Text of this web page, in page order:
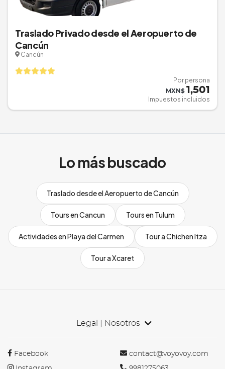
Traslado Privado desde el Aeropuerto de
Cancún
Cancún
Por persona
MXN$ 1,501
Impuestos incluidos
Lo más buscado
Traslado desde el Aeropuerto de Cancún
Tours en Cancun Tours en Tulum
Actividades en Playa del Carmen Tour a Chichen Itza
Tour a Xcaret
Legal | Nosotros
Facebook contact@voyovoy.com